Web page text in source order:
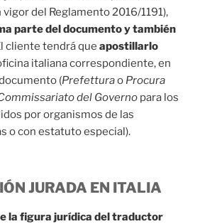
del Reglamento 2016/1191),
parte del documento y también
cliente tendrá que apostillarlo
italiana correspondiente, en
(Prefetturao Procura
del Governo para los
por organismos de las
o con estatuto especial).
JURADA EN ITALIA
la figura jurídica del traductor